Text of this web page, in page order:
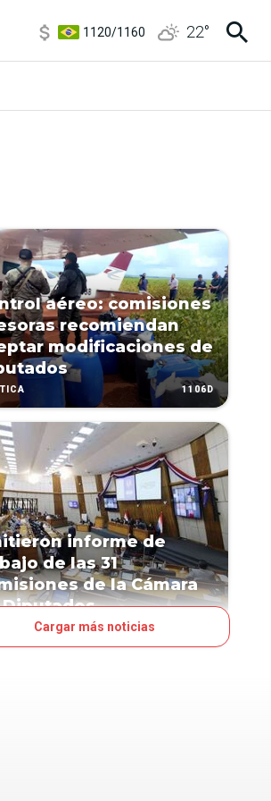
1120/1160
22°
aéreo: comisiones
recomiendan
modificaciones de
1106D
informe de
de las 31
de la Cámara
Cargar más noticias